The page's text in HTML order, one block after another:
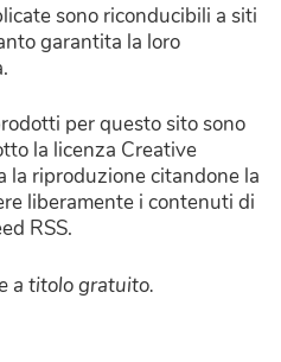
sono riconducibili a siti
garantita la loro
per questo sito sono
la licenza Creative
la riproduzione citandone la
liberamente i contenuti di
RSS.
a titolo gratuito.